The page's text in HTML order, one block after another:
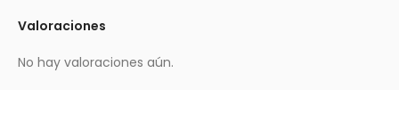
Valoraciones
No hay valoraciones aún.